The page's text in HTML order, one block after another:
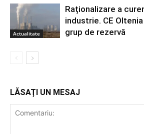
Actualitate
Raționalizare a
industrie. CE
grup de rezervă
LĂSAȚI UN MESAJ